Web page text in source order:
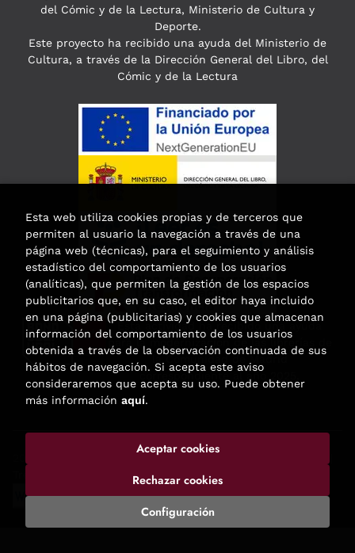
del Cómic y de la Lectura, Ministerio de Cultura y
Deporte.
Este proyecto ha recibido una ayuda del Ministerio de
Cultura, a través de la Dirección General del Libro, del
Cómic y de la Lectura
Esta actividad ha recibido una ayuda
para la modernización de las librerías de
la Comunidad de Madrid
correspondiente al año 2025.
. Todos los Derechos Reservados |
Esta web utiliza cookies propias y de terceros que
permiten al usuario la navegación a través de una
página web (técnicas), para el seguimiento y análisis
estadístico del comportamiento de los usuarios
(analíticas), que permiten la gestión de los espacios
publicitarios que, en su caso, el editor haya incluido
en una página (publicitarias) y cookies que almacenan
información del comportamiento de los usuarios
obtenida a través de la observación continuada de sus
hábitos de navegación. Si acepta este aviso
consideraremos que acepta su uso. Puede obtener
más información aquí.
Configuración
Rechazar cookies
Aceptar cookies